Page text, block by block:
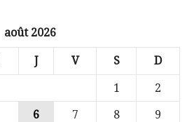
août 2026
J V S D
1
2
6 7 8
9